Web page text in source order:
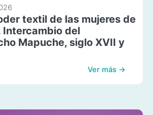
textil de las mujeres de
Intercambio del
Mapuche, siglo XVII y
Ver más →